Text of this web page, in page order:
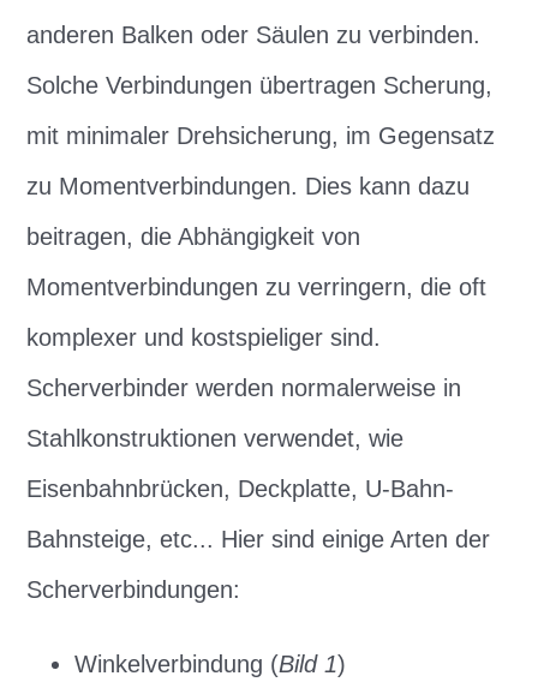
anderen Balken oder Säulen zu verbinden.
Solche Verbindungen übertragen Scherung,
mit minimaler Drehsicherung, im Gegensatz
zu Momentverbindungen. Dies kann dazu
beitragen, die Abhängigkeit von
Momentverbindungen zu verringern, die oft
komplexer und kostspieliger sind.
Scherverbinder werden normalerweise in
Stahlkonstruktionen verwendet, wie
Eisenbahnbrücken, Deckplatte, U-Bahn-
Bahnsteige, etc... Hier sind einige Arten der
Scherverbindungen:
Winkelverbindung (Bild 1)